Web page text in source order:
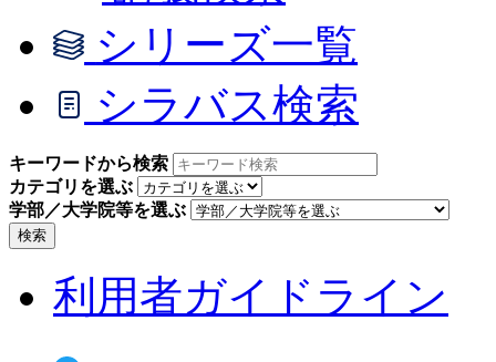
シリーズ一覧
シラバス検索
キーワードから検索
カテゴリを選ぶ
学部／大学院等を選ぶ
検索
利用者ガイドライン